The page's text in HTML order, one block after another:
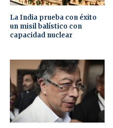
La India prueba con éxito
un misil balístico con
capacidad nuclear